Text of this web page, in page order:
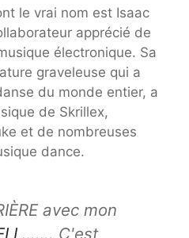
le vrai nom est Isaac
apprécié de
électronique. Sa
graveleuse qui a
du monde entier, a
de Skrillex,
et de nombreuses
dance.
avec mon
……. C'est